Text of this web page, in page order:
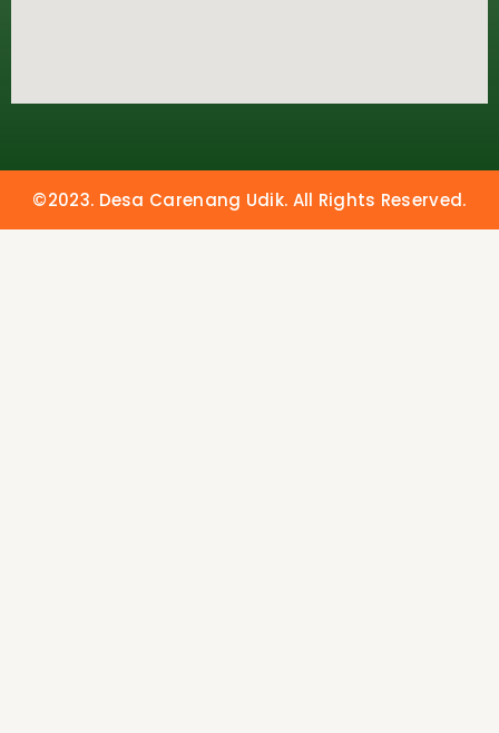
©2023. Desa Carenang Udik. All Rights Reserved.